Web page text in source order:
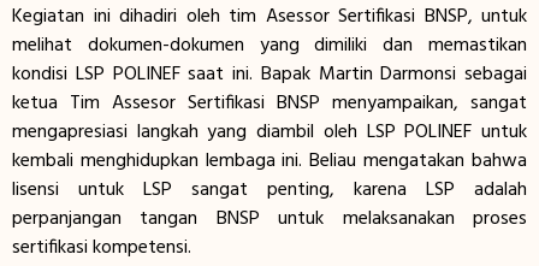
Kegiatan ini dihadiri oleh tim Asessor Sertifikasi BNSP, untuk
melihat dokumen-dokumen yang dimiliki dan memastikan
kondisi LSP POLINEF saat ini. Bapak Martin Darmonsi sebagai
ketua Tim Assesor Sertifikasi BNSP menyampaikan, sangat
mengapresiasi langkah yang diambil oleh LSP POLINEF untuk
kembali menghidupkan lembaga ini. Beliau mengatakan bahwa
lisensi untuk LSP sangat penting, karena LSP adalah
perpanjangan tangan BNSP untuk melaksanakan proses
sertifikasi kompetensi.